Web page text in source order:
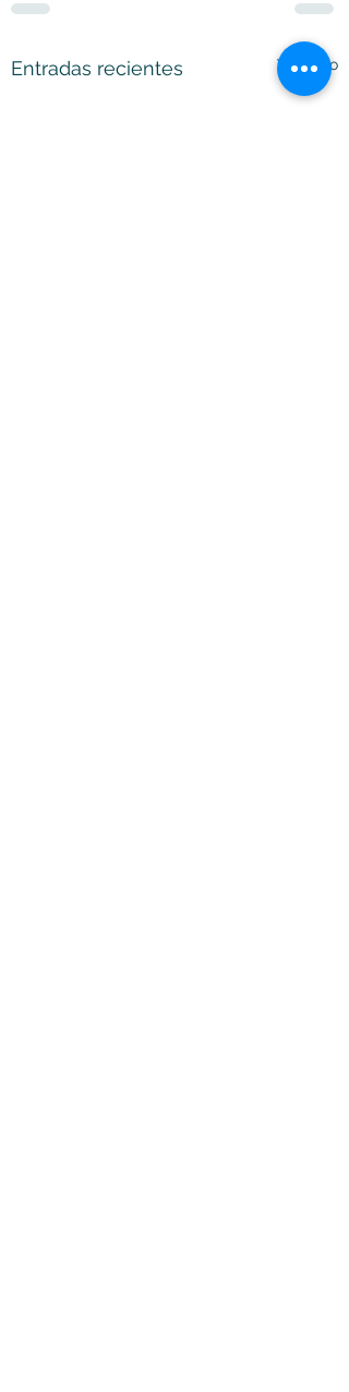
Entradas recientes Ver todo